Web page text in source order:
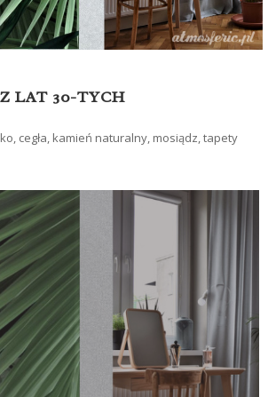
LAT 30-TYCH
cegła, kamień naturalny, mosiądz, tapety